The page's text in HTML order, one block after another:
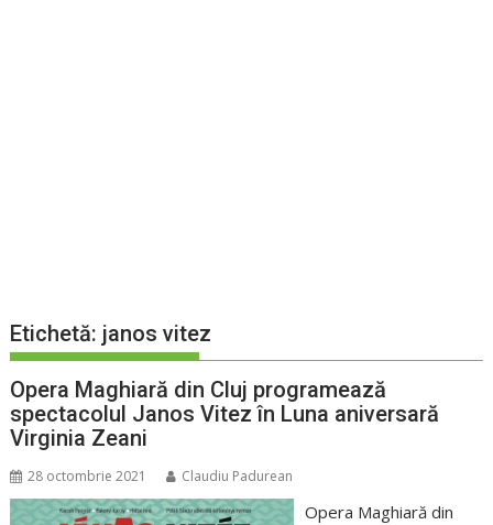
Etichetă: janos vitez
Opera Maghiară din Cluj programează
spectacolul Janos Vitez în Luna aniversară
Virginia Zeani
28 octombrie 2021 Claudiu Padurean
Opera Maghiară din